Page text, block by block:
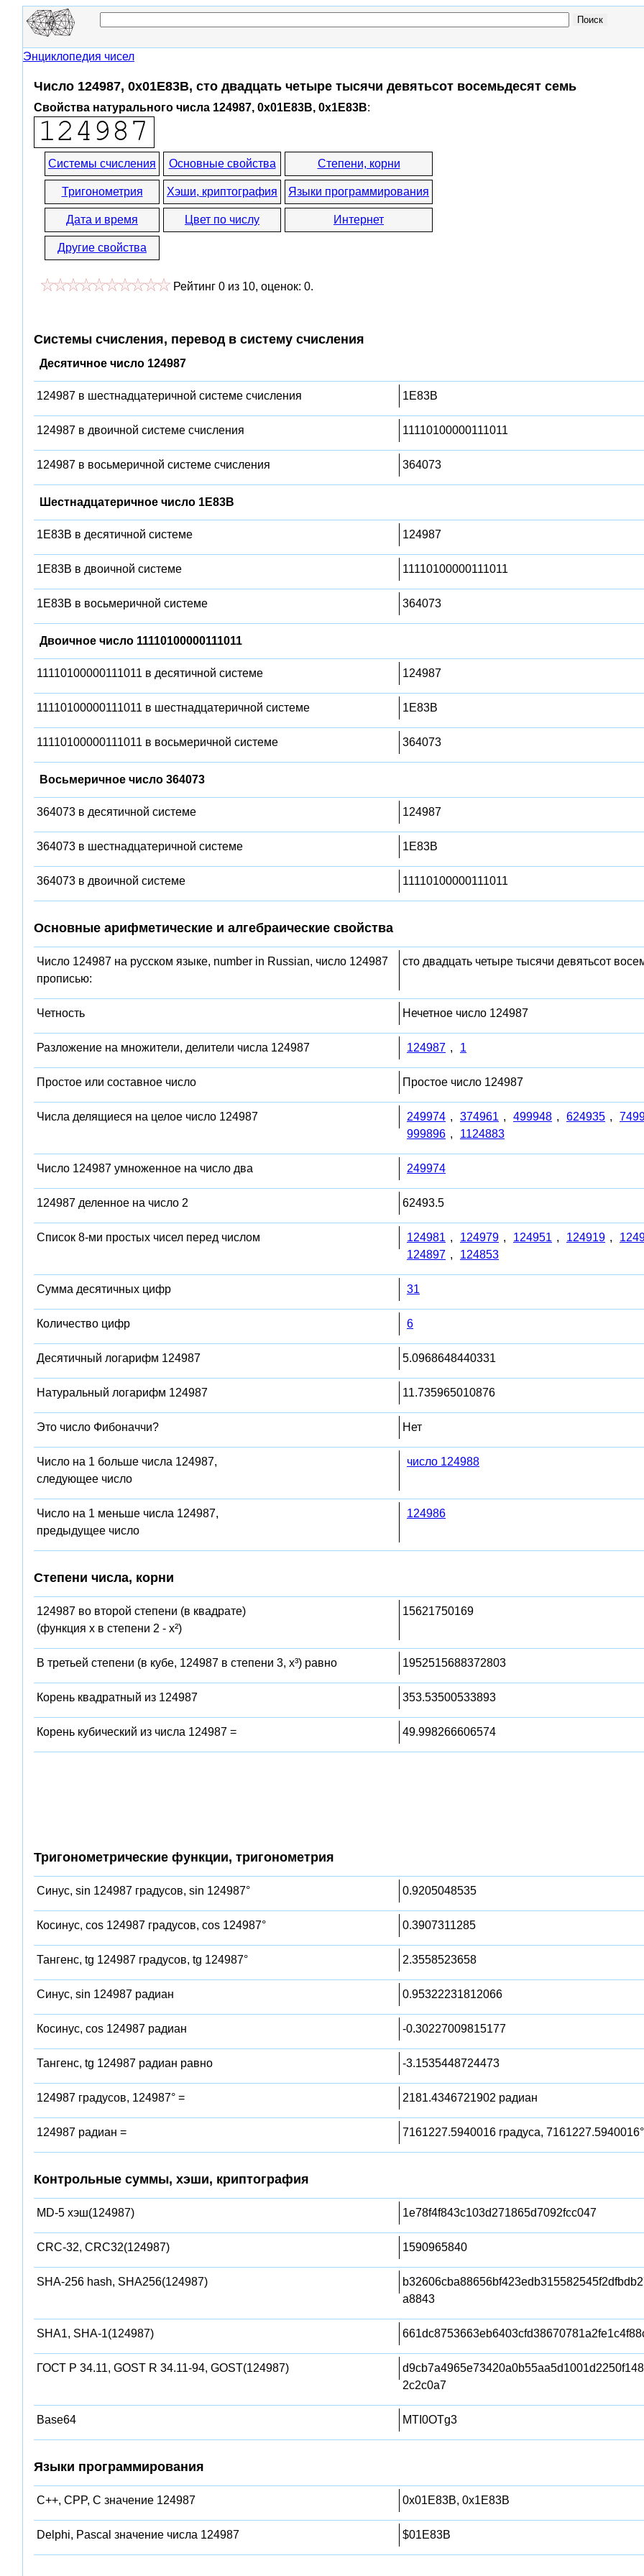
Энциклопедия чисел
Число 124987, 0x01E83B, сто двадцать четыре тысячи девятьсот восемьдесят семь
Свойства натурального числа 124987, 0x01E83B, 0x1E83B:
Системы счисления Основные свойства Степени, корни
Тригонометрия Хэши, криптография Языки программирования
Дата и время Цвет по числу Интернет
Другие свойства
Рейтинг 0 из 10, оценок: 0.
Системы счисления, перевод в систему счисления
Десятичное число 124987
124987 в шестнадцатеричной системе счисления 1E83B
124987 в двоичной системе счисления 11110100000111011
124987 в восьмеричной системе счисления 364073
Шестнадцатеричное число 1E83B
1E83B в десятичной системе 124987
1E83B в двоичной системе 11110100000111011
1E83B в восьмеричной системе 364073
Двоичное число 11110100000111011
11110100000111011 в десятичной системе 124987
11110100000111011 в шестнадцатеричной системе 1E83B
11110100000111011 в восьмеричной системе 364073
Восьмеричное число 364073
364073 в десятичной системе 124987
364073 в шестнадцатеричной системе 1E83B
364073 в двоичной системе 11110100000111011
Основные арифметические и алгебраические свойства
Число 124987 на русском языке, number in Russian, число 124987
прописью:
сто двадцать четыре тысячи девятьсот
Четность Нечетное число 124987
Разложение на множители, делители числа 124987 124987 , 1
Простое или составное число Простое число 124987
Числа делящиеся на целое число 124987 249974 , 374961 , 499948 , 624935 ,
999896 , 1124883
Число 124987 умноженное на число два 249974
124987 деленное на число 2 62493.5
Список 8-ми простых чисел перед числом 124981 , 124979 , 124951 , 124919 ,
124897 , 124853
Сумма десятичных цифр 31
Количество цифр 6
Десятичный логарифм 124987 5.0968648440331
Натуральный логарифм 124987 11.735965010876
Это число Фибоначчи? Нет
Число на 1 больше числа 124987,
следующее число
число 124988
Число на 1 меньше числа 124987,
предыдущее число
124986
Степени числа, корни
124987 во второй степени (в квадрате)
(функция x в степени 2 - x²)
15621750169
В третьей степени (в кубе, 124987 в степени 3, x³) равно 1952515688372803
Корень квадратный из 124987 353.53500533893
Корень кубический из числа 124987 = 49.998266606574
Тригонометрические функции, тригонометрия
Синус, sin 124987 градусов, sin 124987° 0.9205048535
Косинус, cos 124987 градусов, cos 124987° 0.3907311285
Тангенс, tg 124987 градусов, tg 124987° 2.3558523658
Синус, sin 124987 радиан 0.95322231812066
Косинус, cos 124987 радиан -0.30227009815177
Тангенс, tg 124987 радиан равно -3.1535448724473
124987 градусов, 124987° = 2181.4346721902 радиан
124987 радиан = 7161227.5940016 градуса, 7161227.5940016°
Контрольные суммы, хэши, криптография
MD-5 хэш(124987) 1e78f4f843c103d271865d7092fcc047
CRC-32, CRC32(124987) 1590965840
SHA-256 hash, SHA256(124987)
a8843
SHA1, SHA-1(124987)
ГОСТ Р 34.11, GOST R 34.11-94, GOST(124987)
2c2c0a7
Base64 MTI0OTg3
Языки программирования
C++, CPP, C значение 124987 0x01E83B, 0x1E83B
Delphi, Pascal значение числа 124987 $01E83B